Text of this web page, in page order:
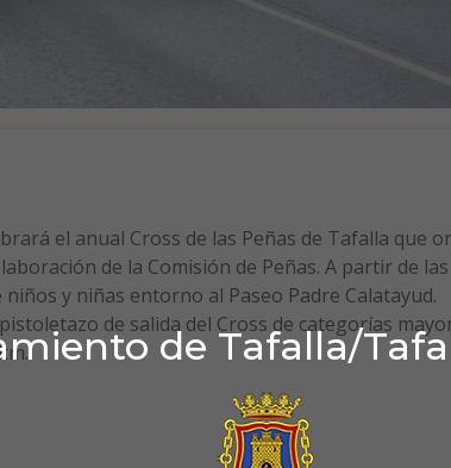
de Tafalla/
el anual Cross de las Peñas de Tafalla que
de la Comisión de Peñas. A partir de las
y niñas entorno al Paseo Padre Calatayud.
de salida del Cross de categorías